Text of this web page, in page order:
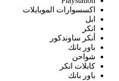
اكسسوارات الموبايلات
ابل
انكر
أنكر ساوندكور
باور بانك
شواحن
كابلات انكر
باور بانك